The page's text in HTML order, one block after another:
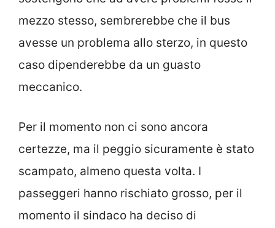
mezzo stesso, sembrerebbe che il bus
avesse un problema allo sterzo, in questo
caso dipenderebbe da un guasto
meccanico.
Per il momento non ci sono ancora
certezze, ma il peggio sicuramente è stato
scampato, almeno questa volta. I
passeggeri hanno rischiato grosso, per il
momento il sindaco ha deciso di